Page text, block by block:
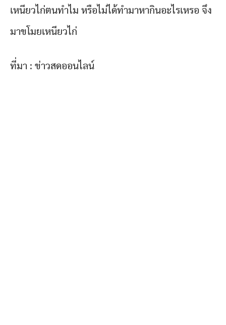
เหนียวไก่ตนทำไม หรือไม่ได้ทำมาหากินอะไรเหรอ จึง
มาขโมยเหนียวไก่
ที่มา : ข่าวสดออนไลน์